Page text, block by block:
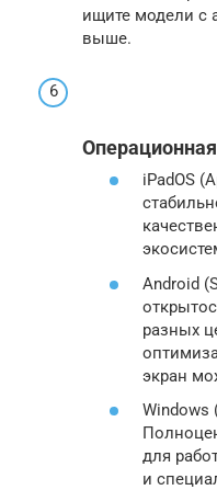
ищите модели с
выше.
iPadOS
Android
разных
экран
Windows
для
и